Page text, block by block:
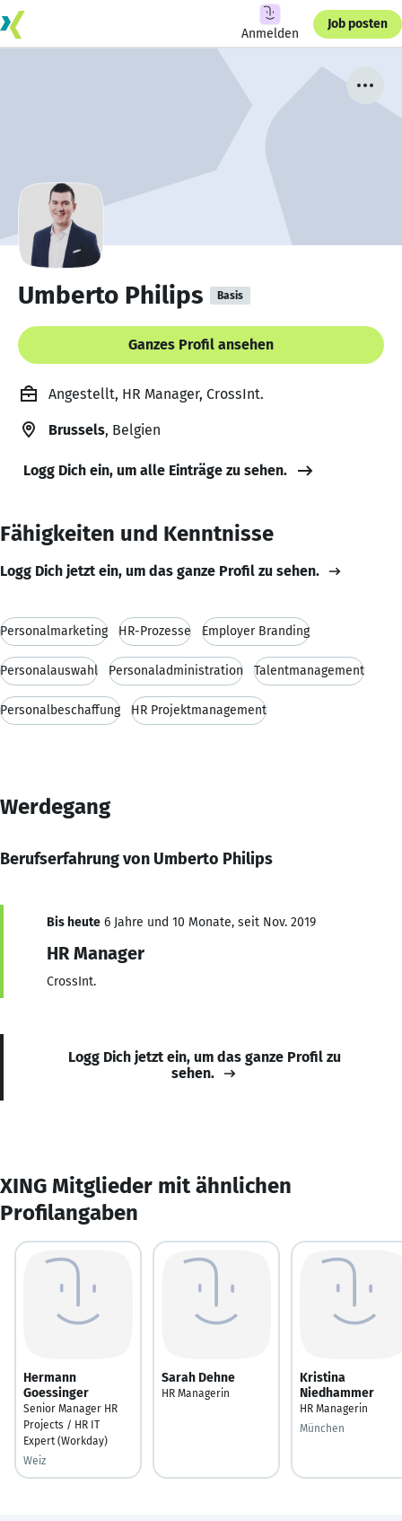
Anmelden
Job posten
Umberto Philips Basis
Ganzes Profil ansehen
Angestellt, HR Manager, CrossInt.
Brussels, Belgien
Logg Dich ein, um alle Einträge zu sehen.
Fähigkeiten und Kenntnisse
Logg Dich jetzt ein, um das ganze Profil zu sehen.
Personalmarketing HR-Prozesse Employer Branding
Personalauswahl Personaladministration Talentmanagement
Personalbeschaffung HR Projektmanagement
Werdegang
Berufserfahrung von Umberto Philips
Bis heute 6 Jahre und 10 Monate, seit Nov. 2019
HR Manager
CrossInt.
Logg Dich jetzt ein, um das ganze Profil zu
sehen.
XING Mitglieder mit ähnlichen
Profilangaben
Hermann
Goessinger
Senior Manager HR
Projects / HR IT
Expert (Workday)
Weiz
Sarah Dehne
HR Managerin
Kristina
Niedhammer
HR Managerin
München